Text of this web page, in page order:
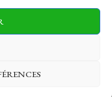
Politics
Sports Travel
Rights Reserved.